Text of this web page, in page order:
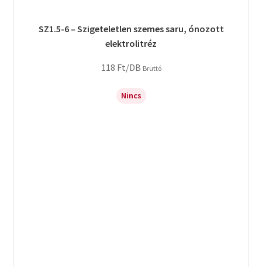
SZ1.5-6 – Szigeteletlen szemes saru, ónozott
elektrolitréz
118 Ft/DB Bruttó
Nincs